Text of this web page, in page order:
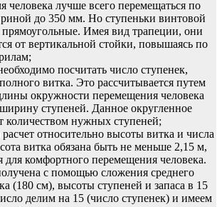
человека лучше всего перемещаться по
до 350 мм. Но ступеньки винтовой
Имея вид трапеции, они
от вертикальной стойки, повышаясь по
посчитать число ступенек,
витка. Это рассчитывается путем
окружности перемещения человека
ступеней. Данное округленное
количеством нужных ступеней;
расчет относительно высоты витка и числа
витка обязана быть не меньше 2,15 м,
для комфортного перемещения человека.
с помощью сложения среднего
(180 см), высоты ступеней и запаса в 15
делим на 15 (число ступенек) и имеем